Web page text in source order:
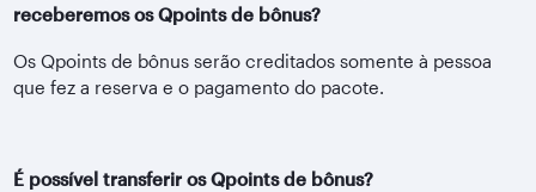
receberemos os Qpoints de bônus?
Os Qpoints de bônus serão creditados somente à pessoa
que fez a reserva e o pagamento do pacote.
É possível transferir os Qpoints de bônus?